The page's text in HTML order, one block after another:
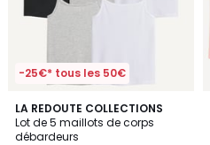
-25€* tous les 50€
LA REDOUTE COLLECTIONS
Lot de 5 maillots de corps
débardeurs
4,2
/ 5